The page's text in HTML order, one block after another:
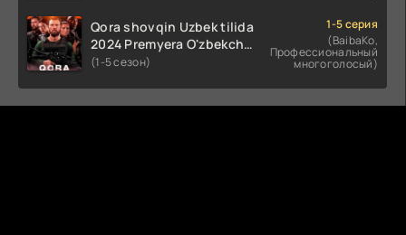
Qora shovqin Uzbek tilida
2024 Premyera O'zbekcha
tarjima kino HD skachat
(1-5 сезон)
1-5 серия
(BaibaKo,
Профессиональный
многоголосый)